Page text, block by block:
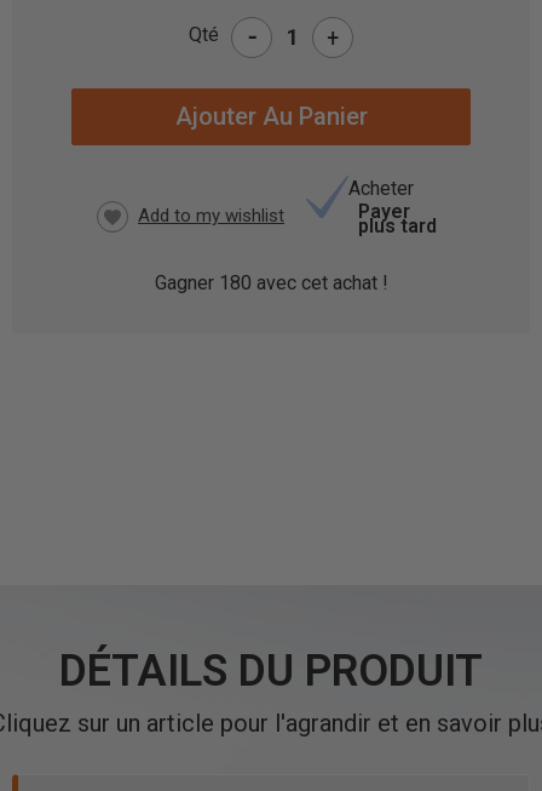
Qté - +
Acheter
Payer
plus tard
Gagner 180 avec cet achat !
DÉTAILS DU PRODUIT
sur un article pour l'agrandir et en savoir